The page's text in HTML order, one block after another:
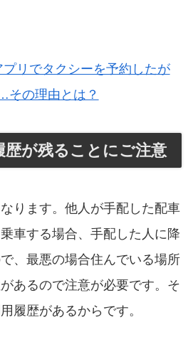
リでタクシーを予約したが
その理由とは？
歴が残ることにご注意
ります。他人が手配した配車
車する場合、手配した人に降
、最悪の場合住んでいる場所
あるので注意が必要です。そ
履歴があるからです。